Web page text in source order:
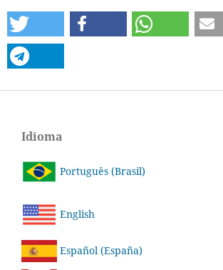
Idioma
Português (Brasil)
English
Español (España)